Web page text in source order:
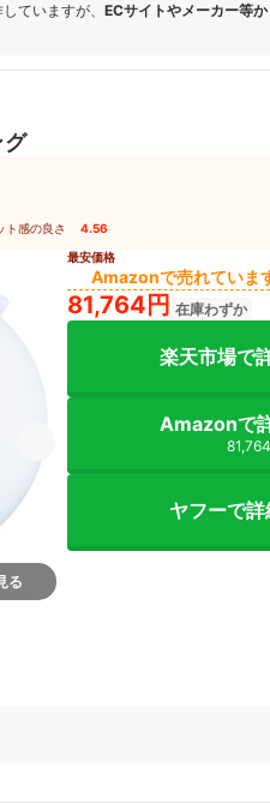
ていますが、 ECサイトやメーカー等
グ
ト感の良さ 4.56
る
最安価格
Amazonで売れていま
81,764円 在庫わずか
楽天市場で
Amazonで
ヤフーで